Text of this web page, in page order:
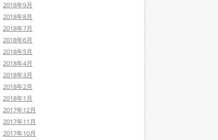
2018年9月
2018年8月
2018年7月
2018年6月
2018年5月
2018年4月
2018年3月
2018年2月
2018年1月
2017年12月
2017年11月
2017年10月